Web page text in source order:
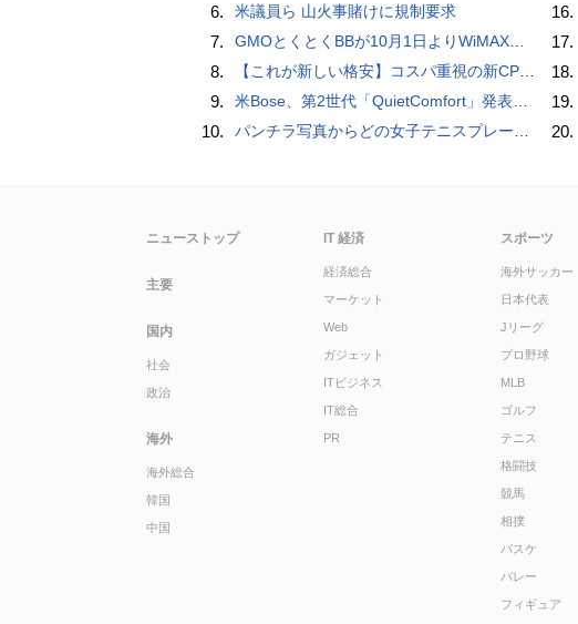
6. 米議員ら 山火事賭けに規制要求
7. GMOとくとくBBが10月1日よりWiMAXなど月額605円値上げ！全6種の重要変更を徹底解説
8. 【これが新しい格安】コスパ重視の新CPUを搭載した「 Beelink EQi Wildcat Lake Core 3 304」をレビューします。なんと10G LANも搭載していますよ
9. 米Bose、第2世代「QuietComfort」発表 ノイキャン強化、メガネ着用時の低下を抑制
10. パンチラ写真からどの女子テニスプレーヤーのものなのか当てるクイズ「Tennis Upskirts」
16.
17.
18.
19.
20.
ニューストップ
主要
国内
社会
政治
海外
海外総合
韓国
中国
IT 経済
経済総合
マーケット
Web
ガジェット
ITビジネス
IT総合
PR
スポーツ
海外サッカー
日本代表
Jリーグ
プロ野球
MLB
ゴルフ
テニス
格闘技
競馬
相撲
バスケ
バレー
フィギュア